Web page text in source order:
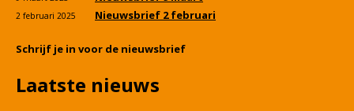
2 februari 2025 Nieuwsbrief 2 februari
Schrijf je in voor de nieuwsbrief
Laatste nieuws